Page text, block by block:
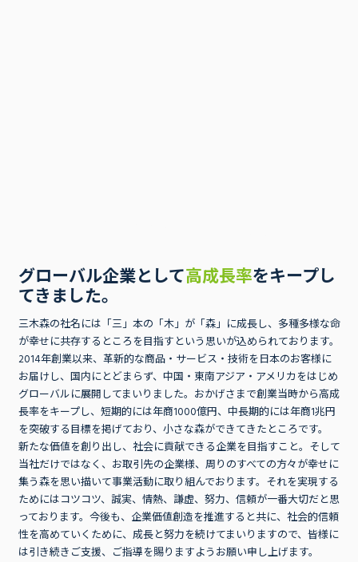
事業内容
グローバル企業として高成長率をキープし
てきました。
三木森の社名には「三」本の「木」が「森」に成長し、多種多様な命
が幸せに共存するところを目指すという思いが込められております。
2014年創業以来、革新的な商品・サービス・技術を日本のお客様に
お届けし、国内にとどまらず、中国・東南アジア・アメリカをはじめ
グローバルに展開してまいりました。おかげさまで創業当時から高成
長率をキープし、短期的には年商1000億円、中長期的には年商1兆円
を突破する目標を掲げており、小さな森ができてきたところです。
新たな価値を創り出し、社会に貢献できる企業を目指すこと。そして
当社だけではなく、お取引先の企業様、周りのすべての方々が幸せに
集う森を思い描いて事業活動に取り組んでおります。それを実現する
ためにはコツコツ、誠実、情熱、謙虚、努力、信頼が一番大切だと思
っております。今後も、企業価値創造を推進すると共に、社会的信頼
性を高めていくために、成長と努力を続けてまいりますので、皆様に
は引き続きご支援、ご指導を賜りますようお願い申し上げます。